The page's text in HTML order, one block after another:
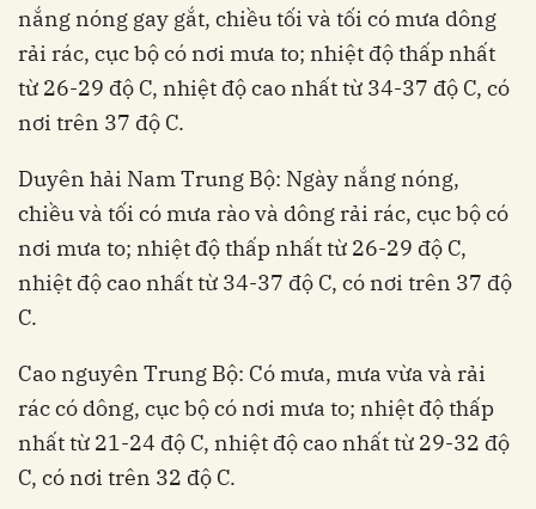
nắng nóng gay gắt, chiều tối và tối có mưa dông
rải rác, cục bộ có nơi mưa to; nhiệt độ thấp nhất
từ 26-29 độ C, nhiệt độ cao nhất từ 34-37 độ C, có
nơi trên 37 độ C.
Duyên hải Nam Trung Bộ: Ngày nắng nóng,
chiều và tối có mưa rào và dông rải rác, cục bộ có
nơi mưa to; nhiệt độ thấp nhất từ 26-29 độ C,
nhiệt độ cao nhất từ 34-37 độ C, có nơi trên 37 độ
C.
Cao nguyên Trung Bộ: Có mưa, mưa vừa và rải
rác có dông, cục bộ có nơi mưa to; nhiệt độ thấp
nhất từ 21-24 độ C, nhiệt độ cao nhất từ 29-32 độ
C, có nơi trên 32 độ C.